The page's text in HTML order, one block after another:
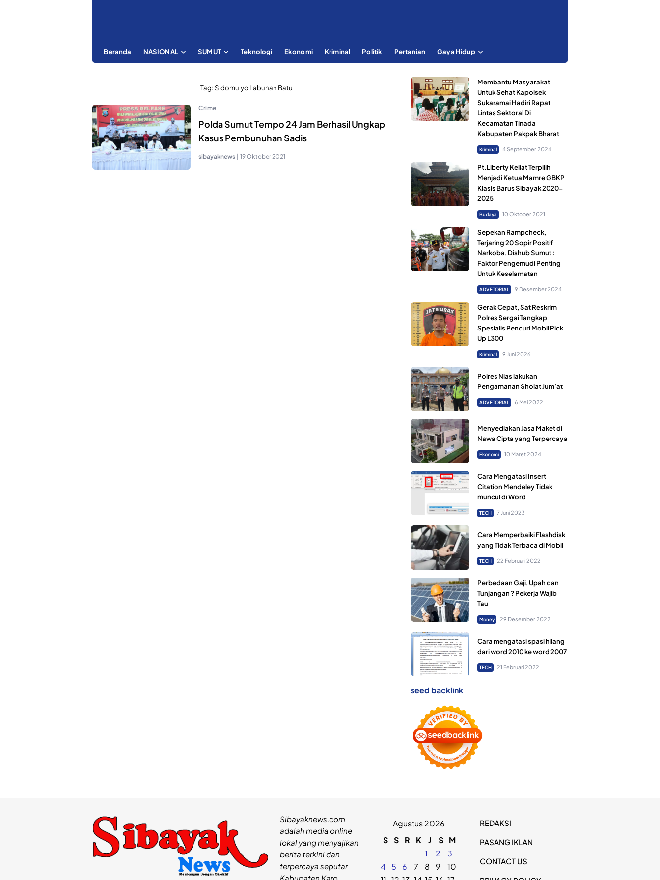
Beranda NASIONAL SUMUT Teknologi Ekonomi Kriminal Politik Pertanian Gaya Hidup
Tag:Sidomulyo Labuhan Batu
Crime
Polda Sumut Tempo 24 Jam Berhasil Ungkap
Kasus Pembunuhan Sadis
sibayaknews 19 Oktober 2021
Membantu Masyarakat
Untuk Sehat Kapolsek
Sukaramai Hadiri Rapat
Lintas Sektoral Di
Kecamatan Tinada
Kabupaten Pakpak Bharat
Kriminal 4 September 2024
Pt.Liberty Keliat Terpilih
Menjadi Ketua Mamre GBKP
Klasis Barus Sibayak 2020-
2025
Budaya 10 Oktober 2021
Sepekan Rampcheck,
Terjaring 20 Sopir Positif
Narkoba, Dishub Sumut :
Faktor Pengemudi Penting
Untuk Keselamatan
ADVETORIAL 9 Desember 2024
Gerak Cepat, Sat Reskrim
Polres Sergai Tangkap
Spesialis Pencuri Mobil Pick
Up L300
Kriminal 9 Juni 2026
Polres Nias lakukan
Pengamanan Sholat Jum’at
ADVETORIAL 6 Mei 2022
Menyediakan Jasa Maket di
Nawa Cipta yang Terpercaya
Ekonomi 10 Maret 2024
Cara Mengatasi Insert
Citation Mendeley Tidak
muncul di Word
TECH 7 Juni 2023
Cara Memperbaiki Flashdisk
yang Tidak Terbaca di Mobil
TECH 22 Februari 2022
Perbedaan Gaji, Upah dan
Tunjangan ? Pekerja Wajib
Tau
Money 29 Desember 2022
Cara mengatasi spasi hilang
dari word 2010 ke word 2007
TECH 21 Februari 2022
seed backlink
Sibayaknews.com
adalah media online
lokal yang menyajikan
berita terkini dan
terpercaya seputar
Kabupaten Karo.
Agustus 2026
S S R K J S M
1
2
3
4
5 6 7 8 9
10
REDAKSI
PASANG IKLAN
CONTACT US